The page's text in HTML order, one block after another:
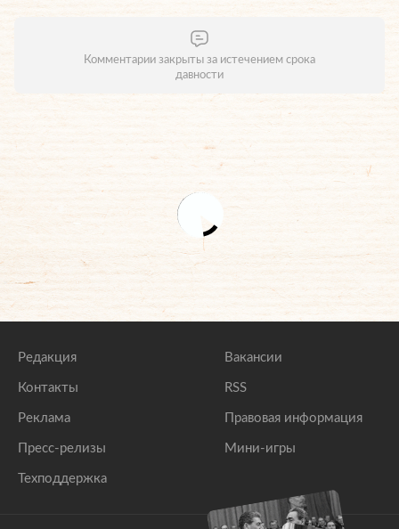
Комментарии закрыты за истечением срока
давности
Редакция
Контакты
Реклама
Пресс-релизы
Техподдержка
Вакансии
RSS
Правовая информация
Мини-игры